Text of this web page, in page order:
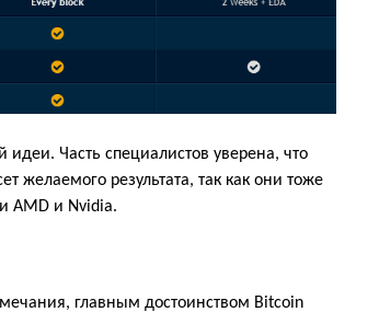
Часть специалистов уверена, что
желаемого результата, так как они тоже
AMD и Nvidia.
главным достоинством Bitcoin